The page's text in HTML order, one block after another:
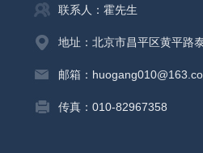
联系人：霍先生
地址：北京市昌平区黄平路
邮箱：
传真：010-82967358